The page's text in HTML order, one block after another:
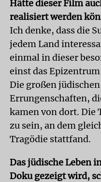
Hätte dieser Film
realisiert werden
Ich denke, dass die
jedem Land
einmal in dieser
einst das
Die großen
Errungenschaften,
kamen von dort. Die
zu sein, an dem
Tragödie stattfand.
Das jüdische Leben
Doku gezeigt wird,